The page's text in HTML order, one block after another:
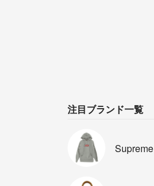
注目ブランド一覧
Supreme